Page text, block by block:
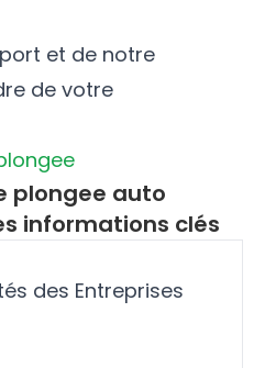
et de notre
de votre
plongee auto
informations clés
des Entreprises